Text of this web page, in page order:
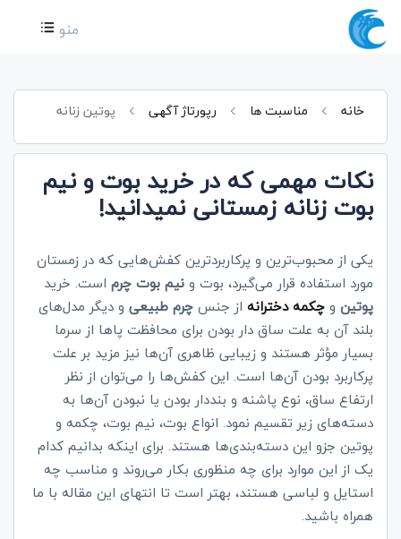
منو
خانه مناسبت ها رپورتاژ آگهی پوتین زنانه
نکات مهمی که در خرید بوت و نیم
بوت زنانه زمستانی نمیدانید!
یکی از محبوب‌ترین و پرکاربردترین کفش‌هایی که در زمستان
مورد استفاده قرار می‌گیرد، بوت ونیم بوت چرم است. خرید
پوتین وچکمه دخترانه از جنسچرم طبیعی و دیگر مدل‌های
بلند آن به علت ساق دار بودن برای محافظت پاها از سرما
بسیار مؤثر هستند و زیبایی ظاهری آن‌ها نیز مزید بر علت
پرکاربرد بودن آن‌ها است. این کفش‌ها را می‌توان از نظر
ارتفاع ساق، نوع پاشنه و بنددار بودن یا نبودن آن‌ها به
دسته‌های زیر تقسیم نمود. انواع بوت، نیم بوت، چکمه و
پوتین جزو این دسته‌بندی‌ها هستند. برای اینکه بدانیم کدام
یک از این موارد برای چه منظوری بکار می‌روند و مناسب چه
استایل و لباسی هستند، بهتر است تا انتهای این مقاله با ما
همراه باشید.